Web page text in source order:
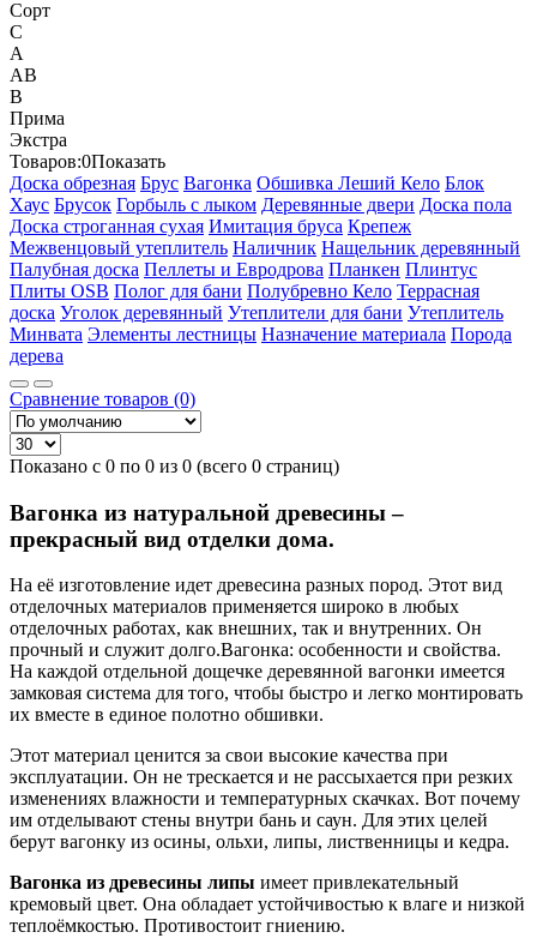
Сорт
C
А
АВ
В
Прима
Экстра
Товаров:0Показать
Доска обрезная Брус Вагонка Обшивка Леший Кело Блок
Хаус Брусок Горбыль с лыком Деревянные двери Доска пола
Доска строганная сухая Имитация бруса Крепеж
Межвенцовый утеплитель Наличник Нащельник деревянный
Палубная доска Пеллеты и Евродрова Планкен Плинтус
Плиты OSB Полог для бани Полубревно Кело Террасная
доска Уголок деревянный Утеплители для бани Утеплитель
Минвата Элементы лестницы Назначение материала Порода
дерева
Сравнение товаров (0)
Показано с 0 по 0 из 0 (всего 0 страниц)
Вагонка из натуральной древесины –
прекрасный вид отделки дома.
На её изготовление идет древесина разных пород. Этот вид
отделочных материалов применяется широко в любых
отделочных работах, как внешних, так и внутренних. Он
прочный и служит долго.Вагонка: особенности и свойства.
На каждой отдельной дощечке деревянной вагонки имеется
замковая система для того, чтобы быстро и легко монтировать
их вместе в единое полотно обшивки.
Этот материал ценится за свои высокие качества при
эксплуатации. Он не трескается и не рассыхается при резких
изменениях влажности и температурных скачках. Вот почему
им отделывают стены внутри бань и саун. Для этих целей
берут вагонку из осины, ольхи, липы, лиственницы и кедра.
Вагонка из древесины липы имеет привлекательный
кремовый цвет. Она обладает устойчивостью к влаге и низкой
теплоёмкостью. Противостоит гниению.